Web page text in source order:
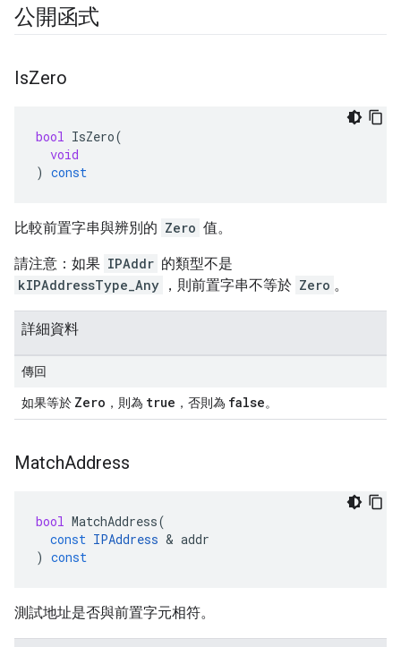
公開函式
IsZero
bool IsZero(
void
) const
比較前置字串與辨別的 Zero 值。
請注意：如果 IPAddr 的類型不是
kIPAddressType_Any ，則前置字串不等於 Zero 。
詳細資料
傳回
如果等於 Zero ，則為 true ，否則為 false。
MatchAddress
bool MatchAddress(
const IPAddress & addr
) const
測試地址是否與前置字元相符。